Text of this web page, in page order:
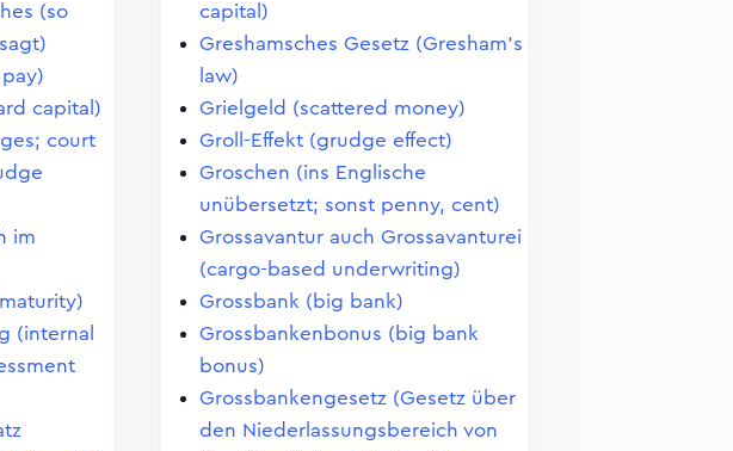
(so
capital)
court
im
(internal
capital)
Greshamsches Gesetz (Gresham's
law)
Grielgeld (scattered money)
Groll-Effekt (grudge effect)
Groschen (ins Englische
unübersetzt; sonst penny, cent)
Grossavantur auch Grossavanturei
(cargo-based underwriting)
Grossbank (big bank)
Grossbankenbonus (big bank
bonus)
Grossbankengesetz (Gesetz über
den Niederlassungsbereich von